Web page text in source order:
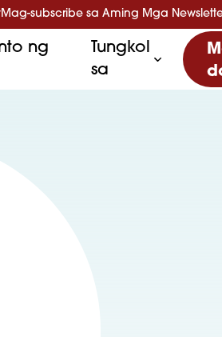
Mag-subscribe sa Aming Mga
ng
Tungkol
sa